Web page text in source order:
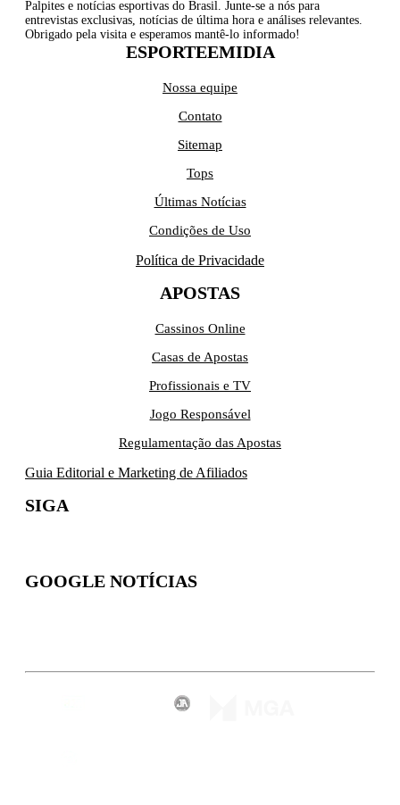
Palpites e notícias esportivas do Brasil. Junte-se a nós para
entrevistas exclusivas, notícias de última hora e análises relevantes.
Obrigado pela visita e esperamos mantê-lo informado!
ESPORTEEMIDIA
Nossa equipe
Contato
Sitemap
Tops
Últimas Notícias
Condições de Uso
Política de Privacidade
APOSTAS
Cassinos Online
Casas de Apostas
Profissionais e TV
Jogo Responsável
Regulamentação das Apostas
Guia Editorial e Marketing de Afiliados
SIGA
GOOGLE NOTÍCIAS